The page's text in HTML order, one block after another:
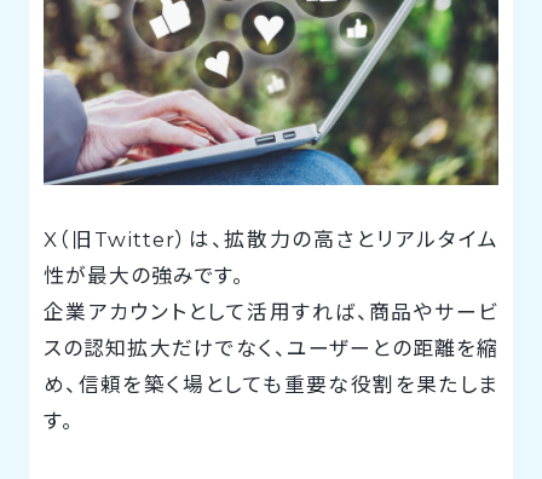
X（旧Twitter）は、拡散力の高さとリアルタイム
性が最大の強みです。
企業アカウントとして活用すれば、商品やサービ
スの認知拡大だけでなく、ユーザーとの距離を縮
め、信頼を築く場としても重要な役割を果たしま
す。